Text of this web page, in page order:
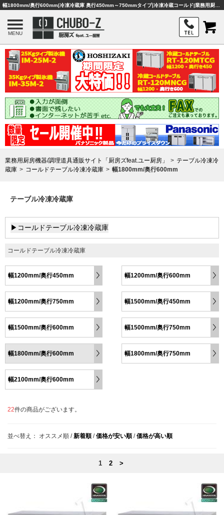
MENU
業務用厨房機器/調理道具通販サイト「厨房ズfeat.ユー厨房」
テーブル冷凍冷
蔵庫
コールドテーブル冷凍冷蔵庫 幅1800mm/奥行600mm
テーブル冷凍冷蔵庫
▶コールドテーブル冷凍冷蔵庫
コールドテーブル冷凍冷蔵庫
幅1200mm/奥行450mm 幅1200mm/奥行600mm
幅1200mm/奥行750mm 幅1500mm/奥行450mm
幅1500mm/奥行600mm 幅1500mm/奥行750mm
幅1800mm/奥行600mm 幅1800mm/奥行750mm
幅2100mm/奥行600mm
22件の商品がございます。
並べ替え： オススメ順 /新着順 /価格が安い順 /価格が高い順
1 2 >